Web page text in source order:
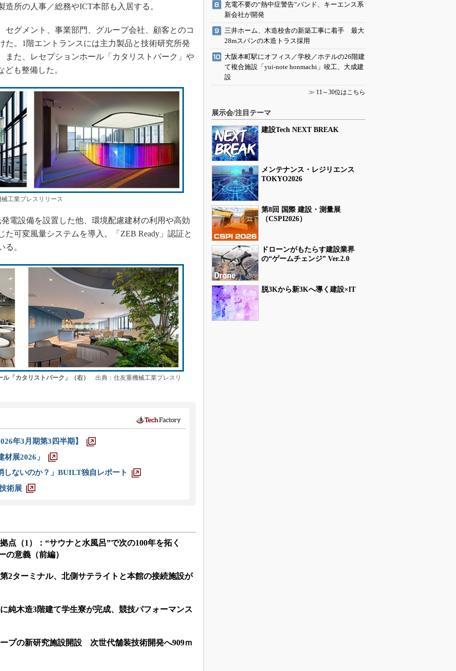
所の人事／総務やICT本部も入居する。
グメント、事業部門、グループ会社、顧客とのコ
た。1階エントランスには主力製品と技術研究所発
また、レセプションホール「カタリストパーク」や
ども整備した。
工業プレスリリース
電設備を設置した他、環境配慮建材の利用や高効
可変風量システムを導入。「ZEB Ready」認証と
る。
「カタリストパーク」（右）
出典：住友重機械工業プレスリ
年3月期第3四半期】
展2026」
しないのか？」BUILT独自レポート
術展
点（1）：“サウナと水風呂”で次の100年を拓く
の意義（前編）
2ターミナル、北側サテライトと本館の接続施設が
純木造3階建て学生寮が完成、競技パフォーマンス
プの新研究施設開設 次世代舗装技術開発へ909ｍ
充電不要の“熱中症警告”バンド、キーエンス系
新会社が開発
三井ホーム、木造校舎の新築工事に着手 最大
28mスパンの木造トラス採用
大阪本町駅にオフィス／学校／ホテルの26階建
て複合施設「yui-note honmachi」竣工、大成建
設
≫ 11～30位はこちら
展示会/注目テーマ
建設Tech NEXT BREAK
メンテナンス・レジリエンス
TOKYO2026
第8回 国際 建設・測量展
（CSPI2026）
ドローンがもたらす建設業界
の“ゲームチェンジ” Ver.2.0
脱3Kから新3Kへ導く建設×IT